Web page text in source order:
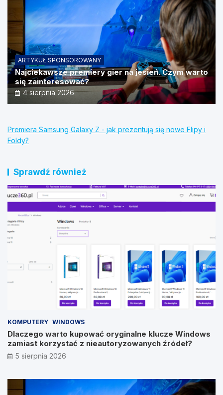
ARTYKUŁ SPONSOROWANY
Najciekawsze premiery gier na jesień. Czym warto
się zainteresować?
4 sierpnia 2026
Premiera Samsung Galaxy Z - jak prezentują się nowe Flipy i
Foldy?
Sprawdź również
KOMPUTERY WINDOWS
Dlaczego warto kupować oryginalne klucze Windows
zamiast korzystać z nieautoryzowanych źródeł?
5 sierpnia 2026